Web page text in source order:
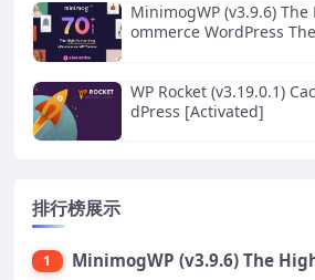
MinimogWP (v3.9.6)
ommerce WordPress
WP Rocket (v3.19.0.1)
dPress [Activated]
排行榜展示
1